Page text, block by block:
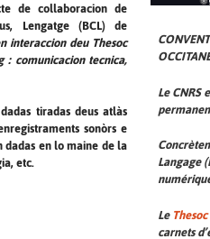
de collaboracion de
Lengatge (BCL) de
interaccion deu Thesoc
comunicacion tecnica,
tiradas deus atlàs
sonòrs e
dadas en lo maine de la
etc.
Le CNRS
Langage
Le Thesoc
carnets